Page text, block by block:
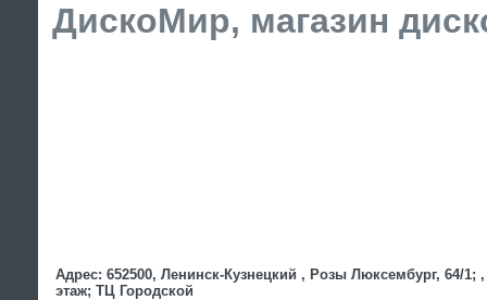
ДискоМир, магазин
Адрес: 652500, Ленинск-Кузнецкий , Розы Люксембург, 64/1; ,
этаж; ТЦ Городской